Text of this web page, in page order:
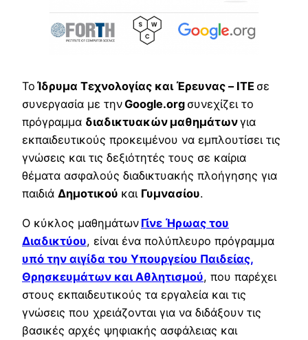
Το Ίδρυμα Τεχνολογίας και Έρευνας – ΙΤΕ σε
συνεργασία με τηνGoogle.org συνεχίζει το
πρόγραμμα διαδικτυακών μαθημάτωνγια
εκπαιδευτικούς προκειμένου να εμπλουτίσει τις
γνώσεις και τις δεξιότητές τους σε καίρια
θέματα ασφαλούς διαδικτυακής πλοήγησης για
παιδιά Δημοτικού και Γυμνασίου.
O κύκλος μαθημάτων Γίνε Ήρωας του
Διαδικτύου, είναι ένα πολύπλευρο πρόγραμμα
υπό την αιγίδα του Υπουργείου Παιδείας,
Θρησκευμάτων και Αθλητισμού, που παρέχει
στους εκπαιδευτικούς τα εργαλεία και τις
γνώσεις που χρειάζονται για να διδάξουν τις
βασικές αρχές ψηφιακής ασφάλειας και